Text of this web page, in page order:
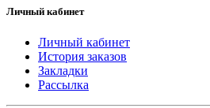
Личный кабинет
Личный кабинет
История заказов
Закладки
Рассылка